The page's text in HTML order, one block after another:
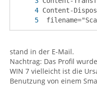
stand in der E-Mail.
Nachtrag: Das Profil
WIN 7 vielleicht ist die
Benutzung von einem